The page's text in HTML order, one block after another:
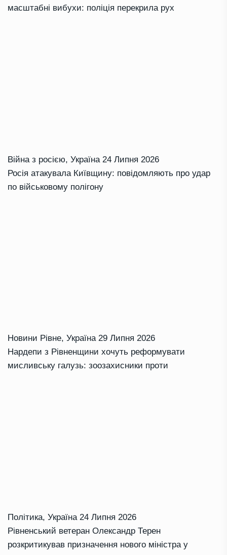
масштабні вибухи: поліція перекрила рух
Війна з росією, Україна 24 Липня 2026
Росія атакувала Київщину: повідомляють про удар
по військовому полігону
Новини Рівне, Україна 29 Липня 2026
Нардепи з Рівненщини хочуть реформувати
мисливську галузь: зоозахисники проти
Політика, Україна 24 Липня 2026
Рівненський ветеран Олександр Терен
розкритикував призначення нового міністра у